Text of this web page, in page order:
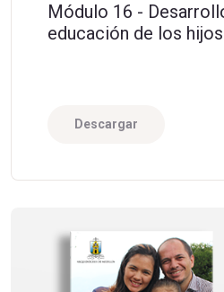
Módulo 16 -
educación de los hijos
Descargar